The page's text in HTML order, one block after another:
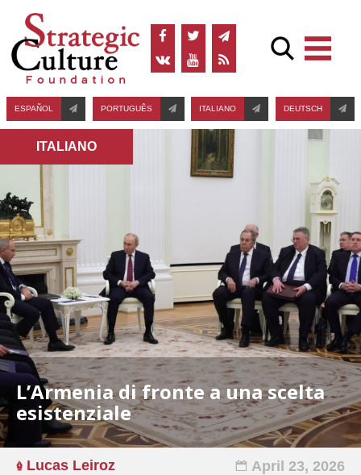
ESPAÑOL PORTUGUÊS ITALIANO DEUTSCH
ITALIANO
L’Armenia di fronte a una scelta
esistenziale
Lucas Leiroz April 23, 2026